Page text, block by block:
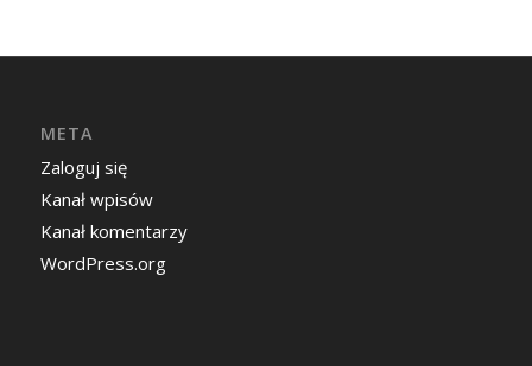
META
Zaloguj się
Kanał wpisów
Kanał komentarzy
WordPress.org